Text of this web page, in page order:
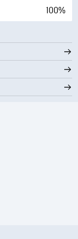
4000 ft
100%
0 (Tumšs)
70%
10 jūdzes